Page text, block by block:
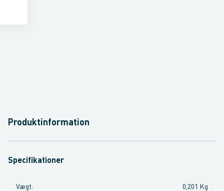
Produktinformation
Specifikationer
Vægt: 0,201 Kg